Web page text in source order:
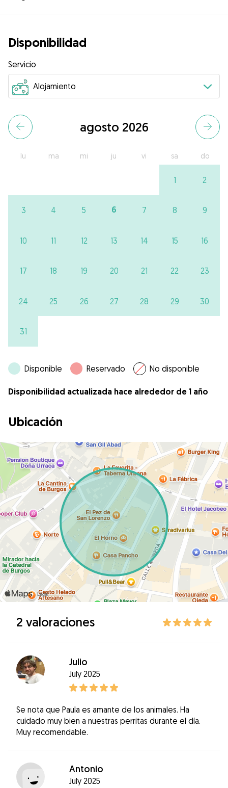
Disponibilidad
Servicio
agosto 2026
lu ma mi ju vi sa do
1 2
3 4 5 6 7 8 9
10 11 12 13 14 15 16
17 18 19 20 21 22 23
24 25 26 27 28 29 30
31
Disponible Reservado No disponible
Disponibilidad actualizada hace alrededor de 1 año
Ubicación
2 valoraciones
Julio
July 2025
Se nota que Paula es amante de los animales. Ha
cuidado muy bien a nuestras perritas durante el día.
Muy recomendable.
Antonio
July 2025